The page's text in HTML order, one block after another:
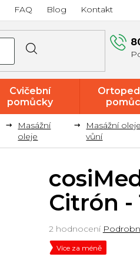
FAQ Blog Kontakt
Cvičební
pomůcky
Akce a
výprodej
Masážní
oleje
Masážní
vůní
Citrón -
Více za méně
Průměrné
hodnocení
produktu
2 hodnocení